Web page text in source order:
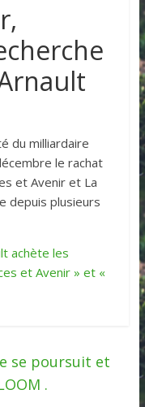
du milliardaire
le rachat
et Avenir et La
depuis plusieurs
achète les
et Avenir » et «
se poursuit et
.